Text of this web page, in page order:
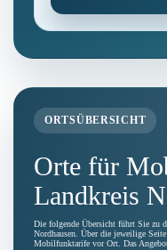
ORTSÜBERSICHT
Orte für
Landkreis
Die folgende Übersicht führt Sie zu
Nordhausen. Über die jeweilige
Mobilfunktarife vor Ort. Das